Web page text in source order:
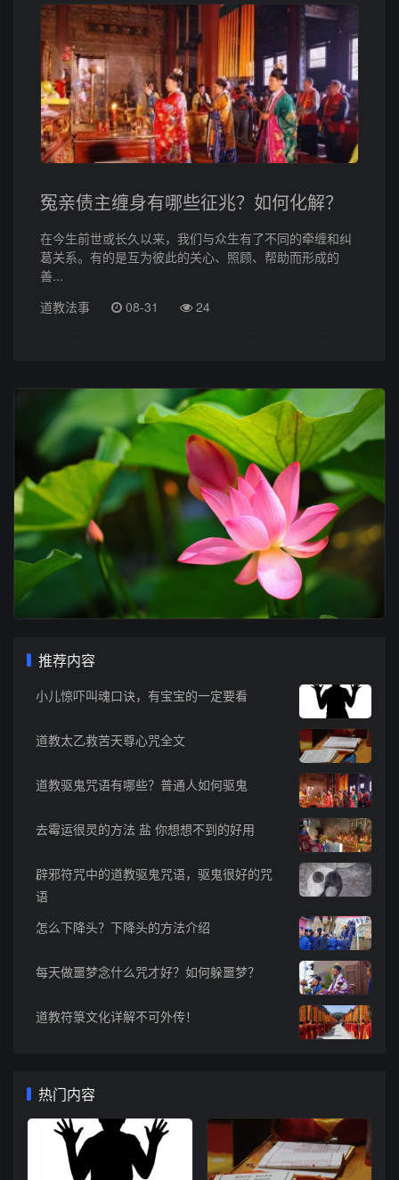
冤亲债主缠身有哪些征兆？如何化解？
在今生前世或长久以来，我们与众生有了不同的牵缠和纠
葛关系。有的是互为彼此的关心、照顾、帮助而形成的
善...
道教法事
08-31 24
推荐内容
小儿惊吓叫魂口诀，有宝宝的一定要看
道教太乙救苦天尊心咒全文
道教驱鬼咒语有哪些？普通人如何驱鬼
去霉运很灵的方法 盐 你想想不到的好用
辟邪符咒中的道教驱鬼咒语，驱鬼很好的咒
语
怎么下降头？下降头的方法介绍
每天做噩梦念什么咒才好？如何躲噩梦？
道教符箓文化详解不可外传！
热门内容